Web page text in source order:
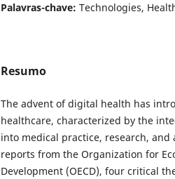
Palavras-chave: Technologies,
Resumo
The advent of digital health has
healthcare, characterized by the
into medical practice, research,
reports from the Organization for
Development (OECD), four critical